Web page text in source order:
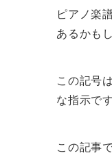
ピアノ楽
あるかも
この記号
な指示です
この記事